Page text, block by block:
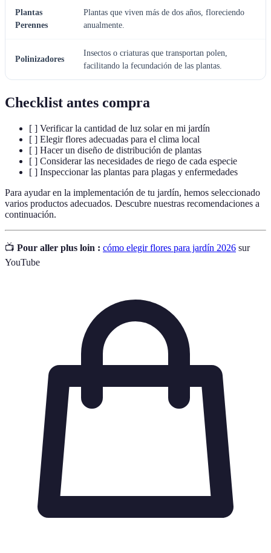
Plantas
Perennes
Plantas que viven más de dos años, floreciendo
anualmente.
Polinizadores
Insectos o criaturas que transportan polen,
facilitando la fecundación de las plantas.
Checklist antes compra
[ ] Verificar la cantidad de luz solar en mi jardín
[ ] Elegir flores adecuadas para el clima local
[ ] Hacer un diseño de distribución de plantas
[ ] Considerar las necesidades de riego de cada especie
[ ] Inspeccionar las plantas para plagas y enfermedades
Para ayudar en la implementación de tu jardín, hemos seleccionado
varios productos adecuados. Descubre nuestras recomendaciones a
continuación.
📺 Pour aller plus loin : cómo elegir flores para jardín 2026 sur
YouTube